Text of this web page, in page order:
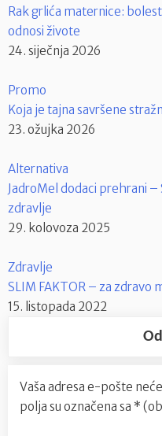
Rak grlića maternice:
odnosi živote
24. siječnja 2026
Promo
Koja je tajna savršene
23. ožujka 2026
Alternativa
JadroMel dodaci prehrani –
zdravlje
29. kolovoza 2025
Zdravlje
SLIM FAKTOR – za zdravo
15. listopada 2022
Vaša adresa e-pošte
polja su označena sa *